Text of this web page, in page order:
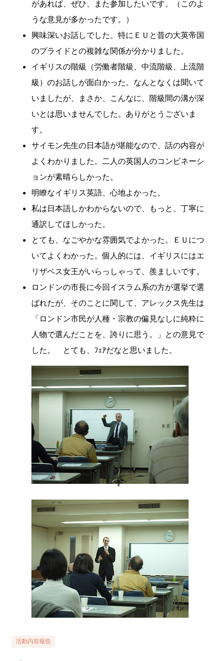
があれば、ぜひ、また参加したいです。（このよ
うな意見が多かったです。）
興味深いお話しでした。特にＥＵと昔の大英帝国
のプライドとの複雑な関係が分かりました。
イギリスの階級（労働者階級、中流階級、上流階
級）のお話しが面白かった。なんとなくは聞いて
いましたが、まさか、こんなに、階級間の溝が深
いとは思いませんでした。ありがとうございま
す。
サイモン先生の日本語が堪能なので、話の内容が
よくわかりました。二人の英国人のコンビネーシ
ョンが素晴らしかった。
明瞭なイギリス英語、心地よかった。
私は日本語しかわからないので、もっと、丁寧に
通訳してほしかった。
とても、なごやかな雰囲気でよかった。ＥＵにつ
いてよくわかった。個人的には、イギリスにはエ
リザベス女王がいらっしゃって、羨ましいです。
ロンドンの市長に今回イスラム系の方が選挙で選
ばれたが、そのことに関して、アレックス先生は
「ロンドン市民が人種・宗教の偏見なしに純粋に
人物で選んだことを、誇りに思う。」との意見で
した。 とても、ﾌｪｱだなと思いました。
活動内容報告